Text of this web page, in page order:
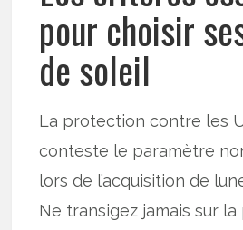
pour choisir
de soleil
La protection contre les
conteste le paramètre
lors de l’acquisition de
Ne transigez jamais sur